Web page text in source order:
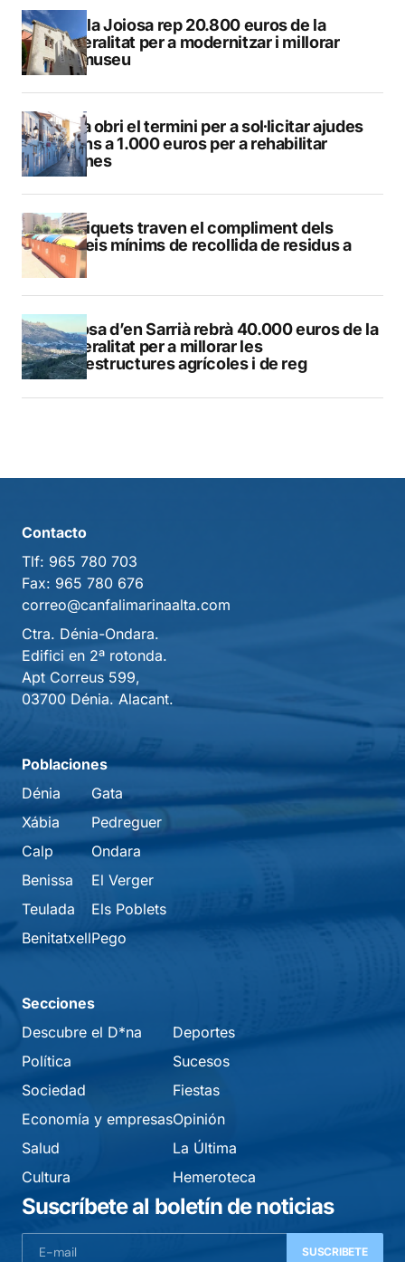
La Vila Joiosa rep 20.800 euros de la
Generalitat per a modernitzar i millorar
Vilamuseu
Altea obri el termini per a sol·licitar ajudes
de fins a 1.000 euros per a rehabilitar
façanes
Els piquets traven el compliment dels
serveis mínims de recollida de residus a
Calp
Callosa d’en Sarrià rebrà 40.000 euros de la
Generalitat per a millorar les
infraestructures agrícoles i de reg
Contacto
Tlf: 965 780 703
Fax: 965 780 676
correo@canfalimarinaalta.com
Ctra. Dénia-Ondara.
Edifici en 2ª rotonda.
Apt Correus 599,
03700 Dénia. Alacant.
Poblaciones
Dénia
Xábia
Calp
Benissa
Teulada
Benitatxell
Gata
Pedreguer
Ondara
El Verger
Els Poblets
Pego
Secciones
Descubre el D*na
Política
Sociedad
Economía y empresas
Salud
Cultura
Deportes
Sucesos
Fiestas
Opinión
La Última
Hemeroteca
Suscríbete al boletín de noticias
SUSCRIBETE